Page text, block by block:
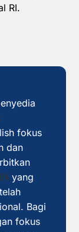
RI.
fokus
dan
yang
Bagi
fokus